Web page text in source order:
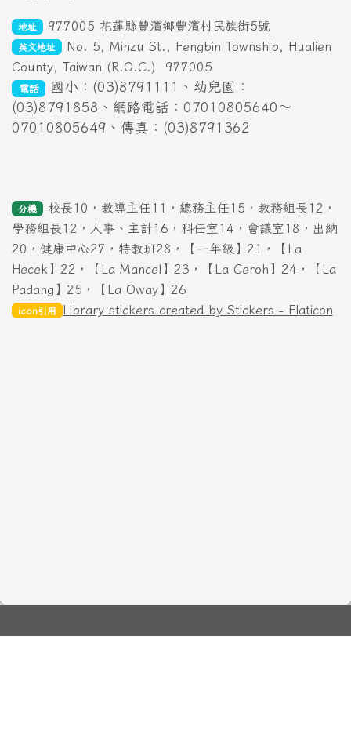
地址 977005 花蓮縣豐濱鄉豐濱村民族街5號
英文地址
No. 5, Minzu St., Fengbin Township, Hualien
County, Taiwan (R.O.C.)
977005
電話
國小：(03)8791111、幼兒園：
(03)8791858、網路電話：07010805640～
07010805649、傳真：(03)8791362
分機
校長10，教導主任11，總務主任15，教務組長12，
學務組長12，人事、主計16，科任室14，會議室18，出納
20，健康中心27，特教班28，【一年級】21，【La
Hecek】22，【La Mancel】23，【La Ceroh】24，【La
Padang】25，【La Oway】26
icon引用 Library stickers created by Stickers - Flaticon